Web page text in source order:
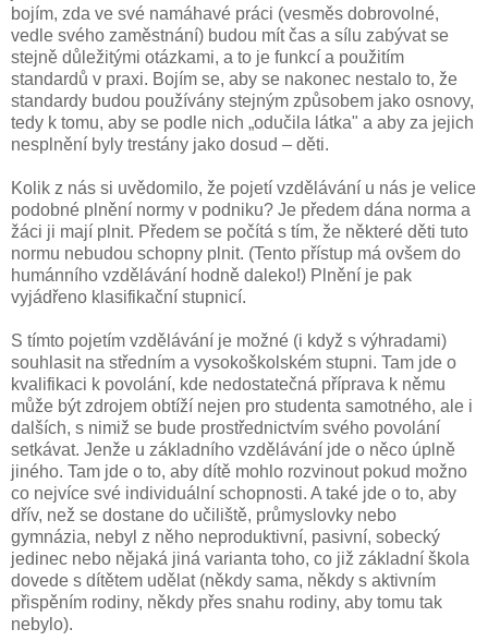
bojím, zda ve své namáhavé práci (vesměs dobrovolné,
vedle svého zaměstnání) budou mít čas a sílu zabývat se
stejně důležitými otázkami, a to je funkcí a použitím
standardů v praxi. Bojím se, aby se nakonec nestalo to, že
standardy budou používány stejným způsobem jako osnovy,
tedy k tomu, aby se podle nich „odučila látka" a aby za jejich
nesplnění byly trestány jako dosud – děti.
Kolik z nás si uvědomilo, že pojetí vzdělávání u nás je velice
podobné plnění normy v podniku? Je předem dána norma a
žáci ji mají plnit. Předem se počítá s tím, že některé děti tuto
normu nebudou schopny plnit. (Tento přístup má ovšem do
humánního vzdělávání hodně daleko!) Plnění je pak
vyjádřeno klasifikační stupnicí.
S tímto pojetím vzdělávání je možné (i když s výhradami)
souhlasit na středním a vysokoškolském stupni. Tam jde o
kvalifikaci k povolání, kde nedostatečná příprava k němu
může být zdrojem obtíží nejen pro studenta samotného, ale i
dalších, s nimiž se bude prostřednictvím svého povolání
setkávat. Jenže u základního vzdělávání jde o něco úplně
jiného. Tam jde o to, aby dítě mohlo rozvinout pokud možno
co nejvíce své individuální schopnosti. A také jde o to, aby
dřív, než se dostane do učiliště, průmyslovky nebo
gymnázia, nebyl z něho neproduktivní, pasivní, sobecký
jedinec nebo nějaká jiná varianta toho, co již základní škola
dovede s dítětem udělat (někdy sama, někdy s aktivním
přispěním rodiny, někdy přes snahu rodiny, aby tomu tak
nebylo).